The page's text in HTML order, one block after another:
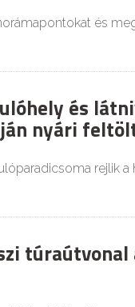
és
és
nyári
rejlik a
túraútvonal